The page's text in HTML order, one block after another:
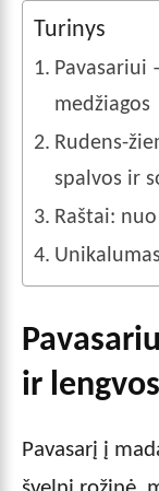
Turinys
Pavasariui
medžiagos
Rudens-
spalvos ir
Raštai:
ir
Pavasarį į